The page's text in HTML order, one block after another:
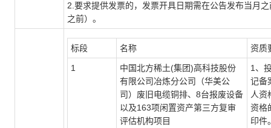
2.要求提供发票的，发票开具日期需在公告发布当月
之前）。
标段 名称 资质
1
中国北方稀土(集团)高科技股份
有限公司冶炼分公司（华美公
司）废旧电缆铜排、8台报废设备
以及163项闲置资产第三方复审
评估机构项目
1、
记备
人资
资格
印件